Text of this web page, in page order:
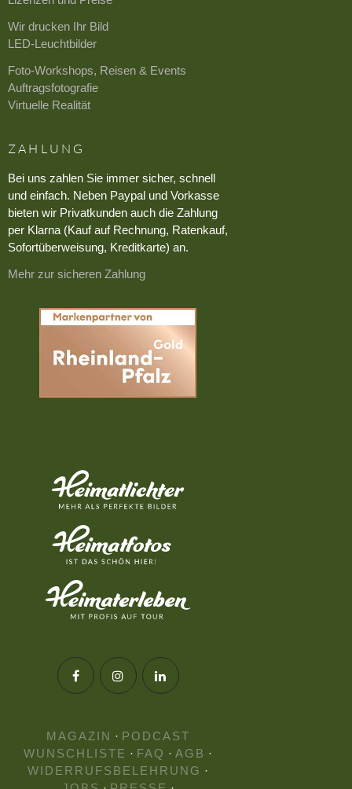
Wir drucken Ihr Bild
LED-Leuchtbilder
Foto-Workshops, Reisen & Events
Auftragsfotografie
Virtuelle Realität
ZAHLUNG
Bei uns zahlen Sie immer sicher, schnell
und einfach. Neben Paypal und Vorkasse
bieten wir Privatkunden auch die Zahlung
per Klarna (Kauf auf Rechnung, Ratenkauf,
Sofortüberweisung, Kreditkarte) an.
Mehr zur sicheren Zahlung
MAGAZIN · PODCAST
WUNSCHLISTE · FAQ · AGB ·
WIDERRUFSBELEHRUNG ·